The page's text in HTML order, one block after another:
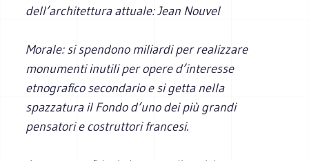
dell’architettura attuale: Jean Nouvel
Morale: si spendono miliardi per realizzare
monumenti inutili per opere d’interesse
etnografico secondario e si getta nella
spazzatura il Fondo d’uno dei più grandi
pensatori e costruttori francesi.